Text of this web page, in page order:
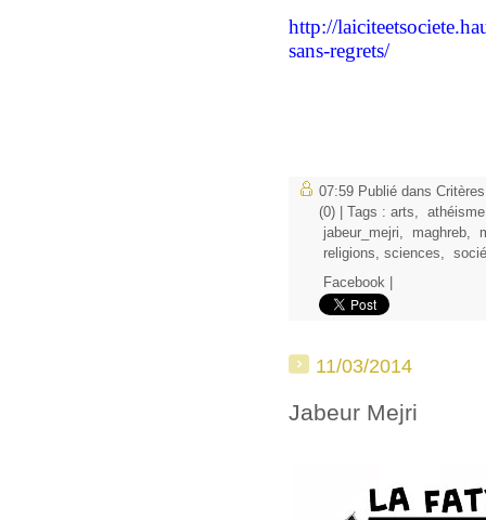
http://
sans-regrets/
07:59 Publié dans
(0) | Tags : arts athéisme
jabeur_mejri
maghreb
religions
sciences
Facebook
11/03/2014
Jabeur Mejri